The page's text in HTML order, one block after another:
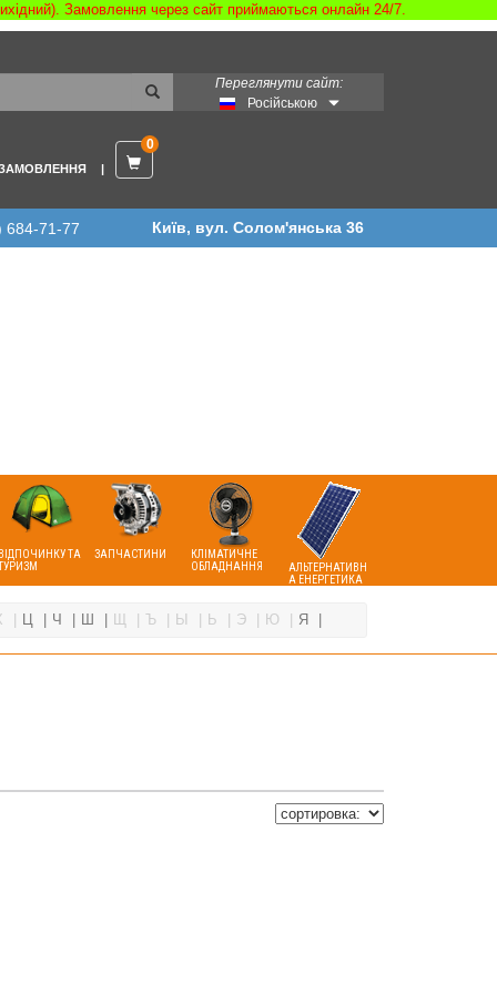
Замовлення через сайт приймаються онлайн 24/7.
Переглянути сайт:
Російською
0
684-71-77 Київ, вул. Солом'янська 36
ТА
ЗАПЧАСТИНИ
КЛІМАТИЧНЕ
ОБЛАДНАННЯ
АЛЬТЕРНАТИВН
А ЕНЕРГЕТИКА
Ц Ч Ш Щ Ъ Ы Ь Э Ю Я